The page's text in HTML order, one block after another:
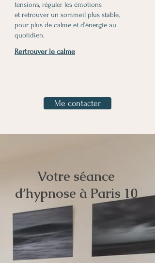
tensions, réguler les émotions
et retrouver un sommeil plus stable,
pour plus de calme et d’énergie au
quotidien.
Rertrouver le calme
Me contacter
Votre séance
d’hypnose à Paris 10